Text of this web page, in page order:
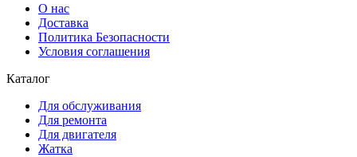
О нас
Доставка
Политика Безопасности
Условия соглашения
Каталог
Для обслуживания
Для ремонта
Для двигателя
Жатка